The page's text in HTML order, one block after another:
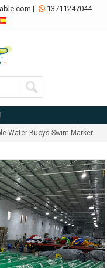
|  13711247044
Water Buoys Swim Marker